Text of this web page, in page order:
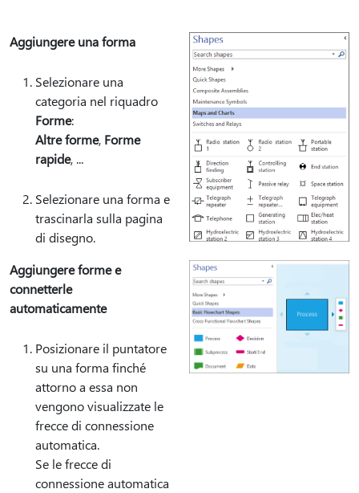
Aggiungere una forma
Selezionare una
categoria nel riquadro
Forme:
Altre forme, Forme
rapide, ...
Selezionare una forma e
trascinarla sulla pagina
di disegno.
Aggiungere forme e
connetterle
automaticamente
Posizionare il puntatore
su una forma finché
attorno a essa non
vengono visualizzate le
frecce di connessione
automatica.
Se le frecce di
connessione automatica